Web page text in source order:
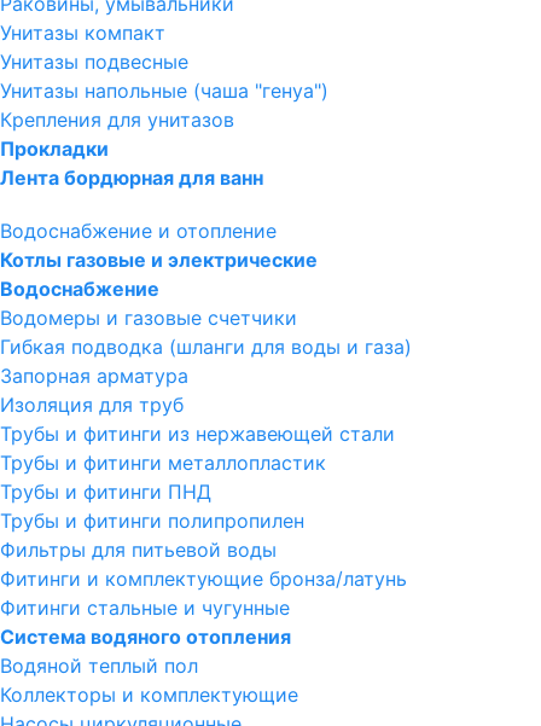
Унитазы компакт
Унитазы подвесные
Унитазы напольные (чаша "генуа")
Крепления для унитазов
Прокладки
Лента бордюрная для ванн
Водоснабжение и отопление
Котлы газовые и электрические
Водоснабжение
Водомеры и газовые счетчики
Гибкая подводка (шланги для воды и газа)
Запорная арматура
Изоляция для труб
Трубы и фитинги из нержавеющей стали
Трубы и фитинги металлопластик
Трубы и фитинги ПНД
Трубы и фитинги полипропилен
Фильтры для питьевой воды
Фитинги и комплектующие бронза/латунь
Фитинги стальные и чугунные
Система водяного отопления
Водяной теплый пол
Коллекторы и комплектующие